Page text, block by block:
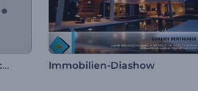
Promotion der Firmengeschichte Immobilien-Diashow